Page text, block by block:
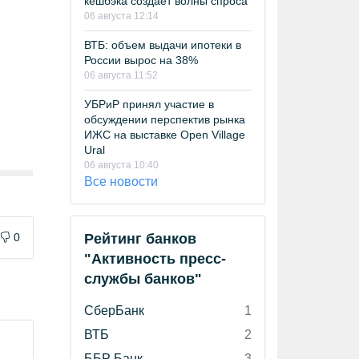
0
06 августа 12:14
ВТБ: объем выдачи ипотеки в
России вырос на 38%
06 августа 11:52
УБРиР принял участие в
обсуждении перспектив рынка
ИЖС на выставке Open Village
Ural
06 августа 10:40
Все новости
Рейтинг банков
"Активность пресс-
службы банков"
СберБанк
1
ВТБ
2